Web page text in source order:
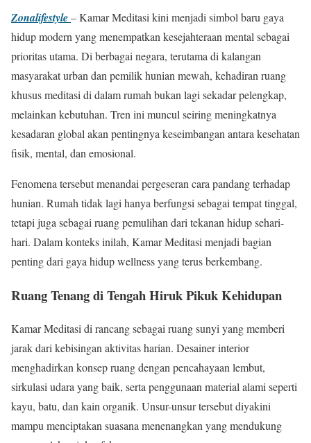
Zonalifestyle– Kamar Meditasi kini menjadi simbol baru gaya
hidup modern yang menempatkan kesejahteraan mental sebagai
prioritas utama. Di berbagai negara, terutama di kalangan
masyarakat urban dan pemilik hunian mewah, kehadiran ruang
khusus meditasi di dalam rumah bukan lagi sekadar pelengkap,
melainkan kebutuhan. Tren ini muncul seiring meningkatnya
kesadaran global akan pentingnya keseimbangan antara kesehatan
fisik, mental, dan emosional.
Fenomena tersebut menandai pergeseran cara pandang terhadap
hunian. Rumah tidak lagi hanya berfungsi sebagai tempat tinggal,
tetapi juga sebagai ruang pemulihan dari tekanan hidup sehari-
hari. Dalam konteks inilah, Kamar Meditasi menjadi bagian
penting dari gaya hidup wellness yang terus berkembang.
Ruang Tenang di Tengah Hiruk Pikuk Kehidupan
Kamar Meditasi di rancang sebagai ruang sunyi yang memberi
jarak dari kebisingan aktivitas harian. Desainer interior
menghadirkan konsep ruang dengan pencahayaan lembut,
sirkulasi udara yang baik, serta penggunaan material alami seperti
kayu, batu, dan kain organik. Unsur-unsur tersebut diyakini
mampu menciptakan suasana menenangkan yang mendukung